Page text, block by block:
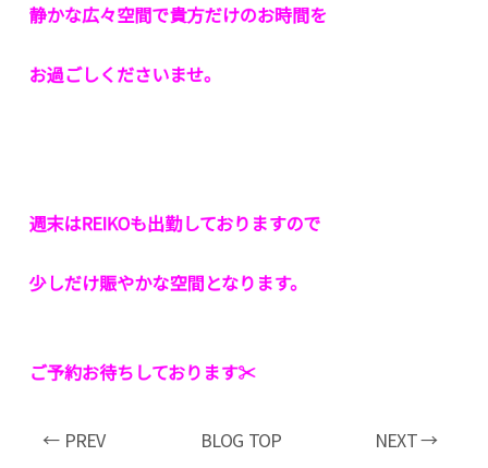
静かな広々空間で貴方だけのお時間を
お過ごしくださいませ。
週末はREIKOも出勤しておりますので
少しだけ賑やかな空間となります。
ご予約お待ちしております✂︎
← PREV BLOG TOP NEXT →